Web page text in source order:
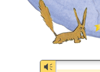
Audio-
Vm